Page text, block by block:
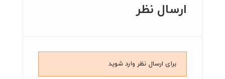
ارسال نظر
برای ارسال نظر وارد شوید